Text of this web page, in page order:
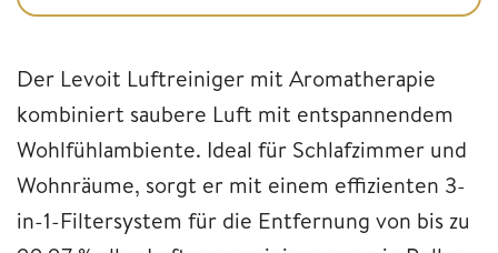
Der Levoit Luftreiniger mit Aromatherapie
kombiniert saubere Luft mit entspannendem
Wohlfühlambiente. Ideal für Schlafzimmer und
Wohnräume, sorgt er mit einem effizienten 3-
in-1-Filtersystem für die Entfernung von bis zu